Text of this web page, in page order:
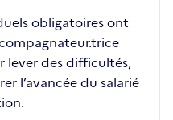
obligatoires ont
lever des difficultés,
l’avancée du salarié